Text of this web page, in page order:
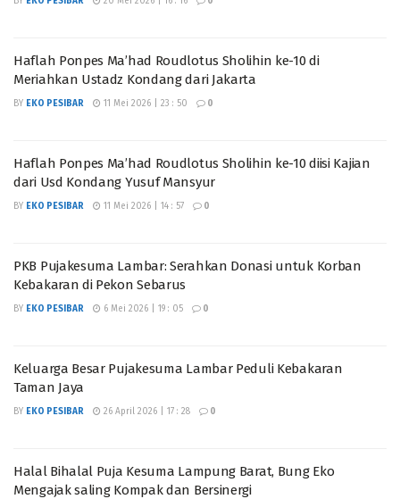
Haflah Ponpes Ma’had Roudlotus Sholihin ke-10 di
Meriahkan Ustadz Kondang dari Jakarta
BY EKO PESIBAR 11 Mei 2026 | 23 : 50 0
Haflah Ponpes Ma’had Roudlotus Sholihin ke-10 diisi Kajian
dari Usd Kondang Yusuf Mansyur
BY EKO PESIBAR 11 Mei 2026 | 14 : 57 0
PKB Pujakesuma Lambar: Serahkan Donasi untuk Korban
Kebakaran di Pekon Sebarus
BY EKO PESIBAR 6 Mei 2026 | 19 : 05 0
Keluarga Besar Pujakesuma Lambar Peduli Kebakaran
Taman Jaya
BY EKO PESIBAR 26 April 2026 | 17 : 28 0
Halal Bihalal Puja Kesuma Lampung Barat, Bung Eko
Mengajak saling Kompak dan Bersinergi